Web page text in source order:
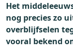
Het
nog precies zo
overblijfselen
vooral bekend